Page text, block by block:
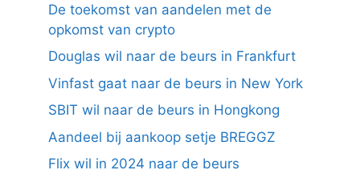
De toekomst van aandelen met de
opkomst van crypto
Douglas wil naar de beurs in Frankfurt
Vinfast gaat naar de beurs in New York
SBIT wil naar de beurs in Hongkong
Aandeel bij aankoop setje BREGGZ
Flix wil in 2024 naar de beurs